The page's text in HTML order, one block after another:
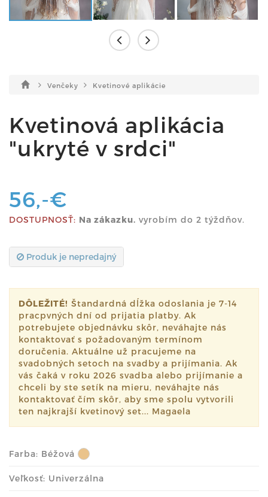
Venčeky Kvetinové aplikácie
Kvetinová aplikácia
"ukryté v srdci"
56,-€
DOSTUPNOSŤ: Na zákazku. vyrobím do 2 týždňov.
Produk je nepredajný
DÔLEŽITÉ! Štandardná dĺžka odoslania je 7-14
pracpvných dní od prijatia platby. Ak
potrebujete objednávku skôr, neváhajte nás
kontaktovať s požadovaným termínom
doručenia. Aktuálne už pracujeme na
svadobných setoch na svadby a prijímania. Ak
vás čaká v roku 2026 svadba alebo prijímanie a
chceli by ste setík na mieru, neváhajte nás
kontaktovať čím skôr, aby sme spolu vytvorili
ten najkrajší kvetinový set... Magaela
Farba: Béžová
Veľkosť: Univerzálna